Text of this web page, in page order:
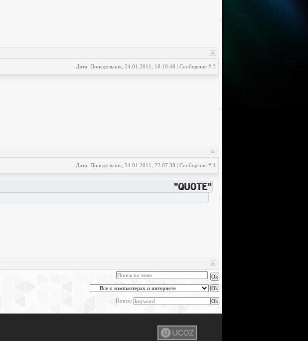
Дата: Понедельник, 24.01.2011, 18:10:48 | Сообщение # 3
Дата: Понедельник, 24.01.2011, 22:07:38 | Сообщение # 4
Поиск: